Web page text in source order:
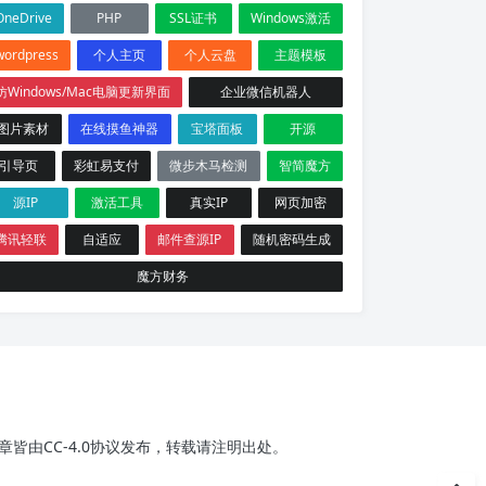
PHP SSL证书
Windows激活
个人主页 个人云盘
主题模板
Windows/Mac电脑更新界面
企业微信机器人
片素材
在线摸鱼神器 宝塔面板
开源
引导页
彩虹易支付 微步木马检测
智简魔方
源IP
激活工具 真实IP
网页加密
讯轻联
自适应 邮件查源IP
随机密码生成
魔方财务
由CC-4.0协议发布，转载请注明出处。